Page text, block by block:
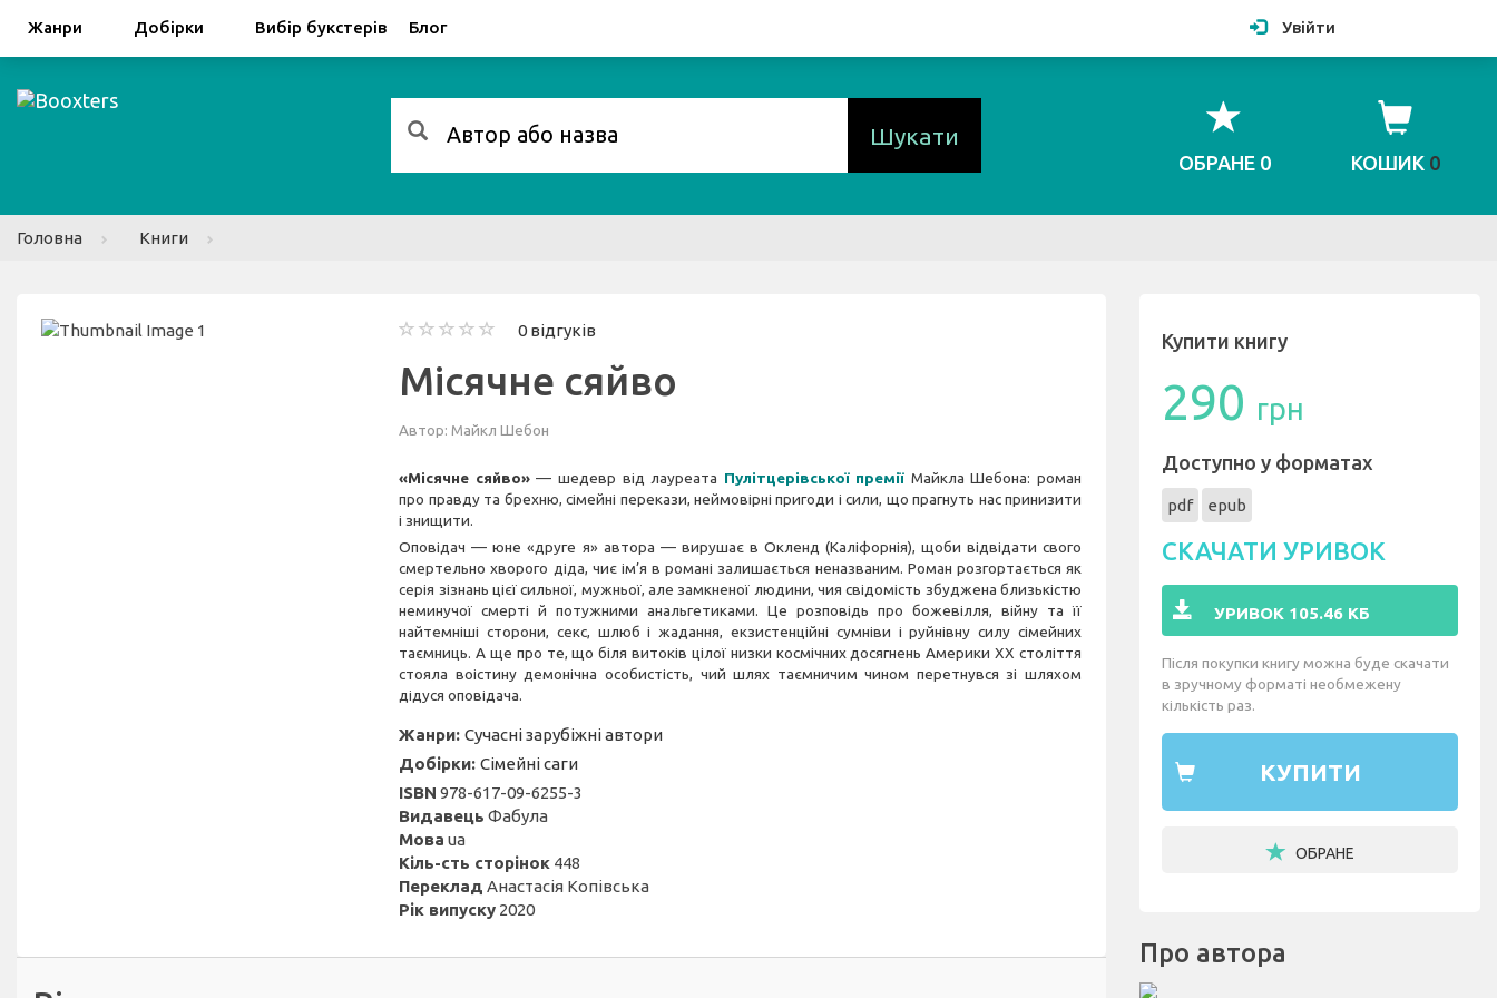
Жанри Добірки Вибір букстерів Блог
FacebookGoogle Увійти
Шукати
ОБРАНЕ 0 КОШИК 0
Головна Книги
0 відгуків
Місячне сяйво
Автор:Майкл Шебон
«Місячне сяйво»— шедевр від лауреата Пулітцерівської премії Майкла Шебона: роман
про правду та брехню, сімейні перекази, неймовірні пригоди і сили, що прагнуть нас принизити
і знищити.
Оповідач — юне «друге я» автора — вирушає в Окленд (Каліфорнія), щоби відвідати свого
смертельно хворого діда, чиє ім’я в романі залишається неназваним. Роман розгортається як
серія зізнань цієї сильної, мужньої, але замкненої людини, чия свідомість збуджена близькістю
неминучої смерті й потужними анальгетиками. Це розповідь про божевілля, війну та її
найтемніші сторони, секс, шлюб і жадання, екзистенційні сумніви і руйнівну силу сімейних
таємниць. А ще про те, що біля витоків цілої низки космічних досягнень Америки ХХ століття
стояла воістину демонічна особистість, чий шлях таємничим чином перетнувся зі шляхом
дідуся оповідача.
Жанри:Сучасні зарубіжні автори
Добірки:Сімейні саги
ISBN 978-617-09-6255-3
Видавець Фабула
Мова ua
Кіль-сть сторінок 448
Переклад Анастасія Копівська
Рік випуску 2020
Купити книгу
290 грн
Доступно у форматах
pdf epub
СКАЧАТИ УРИВОК
УРИВОК 105.46 КБ
Після покупки книгу можна буде скачати
в зручному форматі необмежену
кількість раз.
КУПИТИ
ОБРАНЕ
Про автора